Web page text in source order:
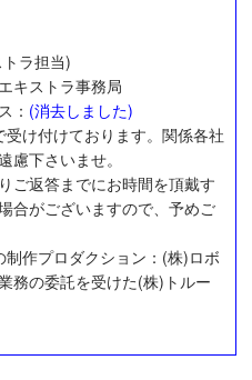
ラ担当)
キストラ事務局
： (消去しました)
け付けております。関係各社
慮下さいませ。
ご返答までにお時間を頂戴す
合がございますので、予めご
作プロダクション：(株)ロボ
務の委託を受けた(株)トルー